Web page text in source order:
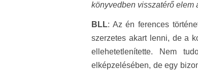
könyvedben visszatérő elem
BLL: Az én ferences
szerzetes akart lenni, de a
ellehetetlenítette. Nem
elképzelésében, de egy